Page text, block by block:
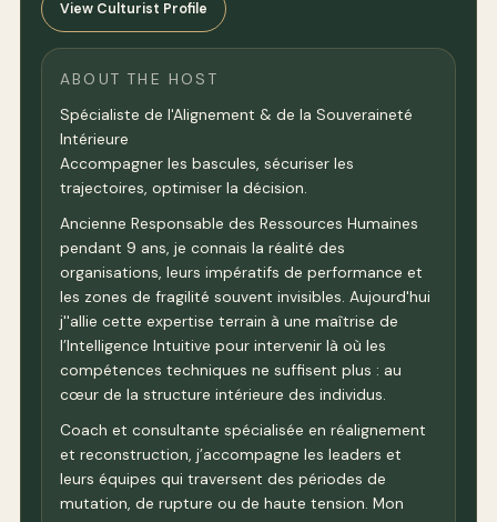
View Culturist Profile
ABOUT THE HOST
Spécialiste de l'Alignement & de la Souveraineté
Intérieure
Accompagner les bascules, sécuriser les
trajectoires, optimiser la décision.
Ancienne Responsable des Ressources Humaines
pendant 9 ans, je connais la réalité des
organisations, leurs impératifs de performance et
les zones de fragilité souvent invisibles. Aujourd'hui
j''allie cette expertise terrain à une maîtrise de
l’Intelligence Intuitive pour intervenir là où les
compétences techniques ne suffisent plus : au
cœur de la structure intérieure des individus.
Coach et consultante spécialisée en réalignement
et reconstruction, j’accompagne les leaders et
leurs équipes qui traversent des périodes de
mutation, de rupture ou de haute tension. Mon